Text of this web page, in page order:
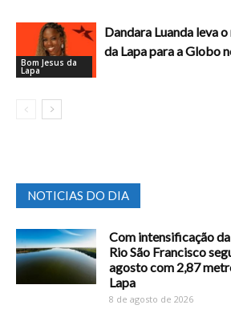
Bom Jesus da
Lapa
Dandara Luanda leva
da Lapa para a Globo
NOTICIAS DO DIA
Com intensificação
Rio São Francisco
agosto com 2,87
Lapa
8 de agosto de 2026